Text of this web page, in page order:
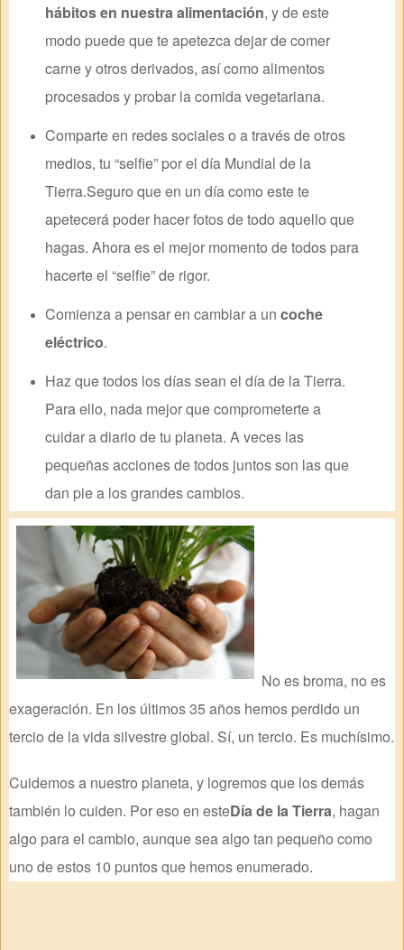
hábitos en nuestra alimentación, y de este
modo puede que te apetezca dejar de comer
carne y otros derivados, así como alimentos
procesados y probar la comida vegetariana.
Comparte en redes sociales o a través de otros
medios, tu “selfie” por el día Mundial de la
Tierra.Seguro que en un día como este te
apetecerá poder hacer fotos de todo aquello que
hagas. Ahora es el mejor momento de todos para
hacerte el “selfie” de rigor.
Comienza a pensar en cambiar a un coche
eléctrico.
Haz que todos los días sean el día de la Tierra.
Para ello, nada mejor que comprometerte a
cuidar a diario de tu planeta. A veces las
pequeñas acciones de todos juntos son las que
dan pie a los grandes cambios.
No es broma, no es
exageración. En los últimos 35 años hemos perdido un
tercio de la vida silvestre global. Sí, un tercio. Es muchísimo.
Cuidemos a nuestro planeta, y logremos que los demás
también lo cuiden. Por eso en esteDía de la Tierra, hagan
algo para el cambio, aunque sea algo tan pequeño como
uno de estos 10 puntos que hemos enumerado.